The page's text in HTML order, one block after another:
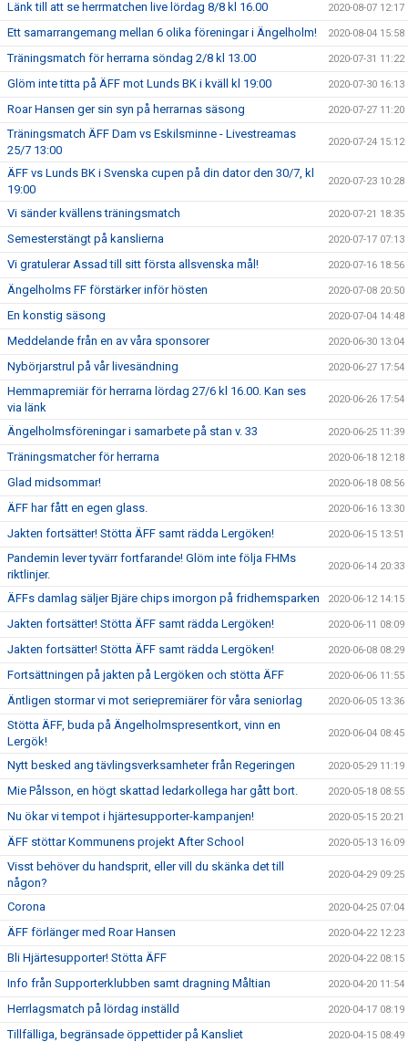
Länk till att se herrmatchen live lördag 8/8 kl 16.00 2020-08-07 12:17
Ett samarrangemang mellan 6 olika föreningar i Ängelholm! 2020-08-04 15:58
Träningsmatch för herrarna söndag 2/8 kl 13.00 2020-07-31 11:22
Glöm inte titta på ÄFF mot Lunds BK i kväll kl 19:00 2020-07-30 16:13
Roar Hansen ger sin syn på herrarnas säsong 2020-07-27 11:20
Träningsmatch ÄFF Dam vs Eskilsminne - Livestreamas
25/7 13:00
2020-07-24 15:12
ÄFF vs Lunds BK i Svenska cupen på din dator den 30/7, kl
19:00
2020-07-23 10:28
Vi sänder kvällens träningsmatch 2020-07-21 18:35
Semesterstängt på kanslierna 2020-07-17 07:13
Vi gratulerar Assad till sitt första allsvenska mål! 2020-07-16 18:56
Ängelholms FF förstärker inför hösten 2020-07-08 20:50
En konstig säsong 2020-07-04 14:48
Meddelande från en av våra sponsorer 2020-06-30 13:04
Nybörjarstrul på vår livesändning 2020-06-27 17:54
Hemmapremiär för herrarna lördag 27/6 kl 16.00. Kan ses
via länk
2020-06-26 17:54
Ängelholmsföreningar i samarbete på stan v. 33 2020-06-25 11:39
Träningsmatcher för herrarna 2020-06-18 12:18
Glad midsommar! 2020-06-18 08:56
ÄFF har fått en egen glass. 2020-06-16 13:30
Jakten fortsätter! Stötta ÄFF samt rädda Lergöken! 2020-06-15 13:51
Pandemin lever tyvärr fortfarande! Glöm inte följa FHMs
riktlinjer.
2020-06-14 20:33
ÄFFs damlag säljer Bjäre chips imorgon på fridhemsparken 2020-06-12 14:15
Jakten fortsätter! Stötta ÄFF samt rädda Lergöken! 2020-06-11 08:09
Jakten fortsätter! Stötta ÄFF samt rädda Lergöken! 2020-06-08 08:29
Fortsättningen på jakten på Lergöken och stötta ÄFF 2020-06-06 11:55
Äntligen stormar vi mot seriepremiärer för våra seniorlag 2020-06-05 13:36
Stötta ÄFF, buda på Ängelholmspresentkort, vinn en
Lergök!
2020-06-04 08:45
Nytt besked ang tävlingsverksamheter från Regeringen 2020-05-29 11:19
Mie Pålsson, en högt skattad ledarkollega har gått bort. 2020-05-18 08:55
Nu ökar vi tempot i hjärtesupporter-kampanjen! 2020-05-15 20:21
ÄFF stöttar Kommunens projekt After School 2020-05-13 16:09
Visst behöver du handsprit, eller vill du skänka det till
någon?
2020-04-29 09:25
Corona 2020-04-25 07:04
ÄFF förlänger med Roar Hansen 2020-04-22 12:23
Bli Hjärtesupporter! Stötta ÄFF 2020-04-22 08:15
Info från Supporterklubben samt dragning Måltian 2020-04-20 11:54
Herrlagsmatch på lördag inställd 2020-04-17 08:19
Tillfälliga, begränsade öppettider på Kansliet 2020-04-15 08:49